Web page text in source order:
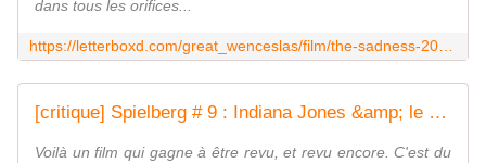
dans tous les orifices...
[critique] Spielberg # 9 : Indiana Jones &amp; le Temple maudit - l'Écran Miroir
Voilà un film qui gagne à être revu, et revu encore. C'est du